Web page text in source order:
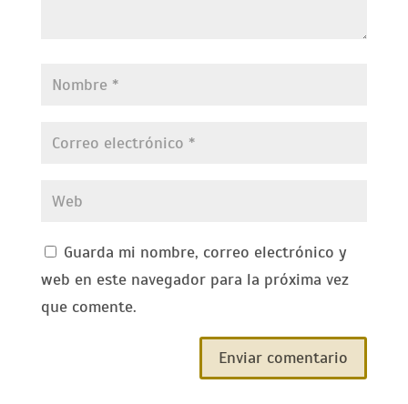
Guarda mi nombre, correo electrónico y
web en este navegador para la próxima vez
que comente.